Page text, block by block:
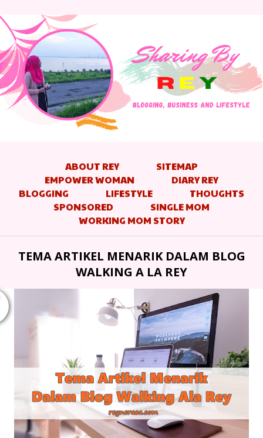
ABOUT REY
SITEMAP
EMPOWER WOMAN
DIARY REY
BLOGGING
LIFESTYLE
THOUGHTS
SPONSORED
SINGLE MOM
WORKING MOM STORY
TEMA ARTIKEL MENARIK DALAM BLOG
WALKING A LA REY